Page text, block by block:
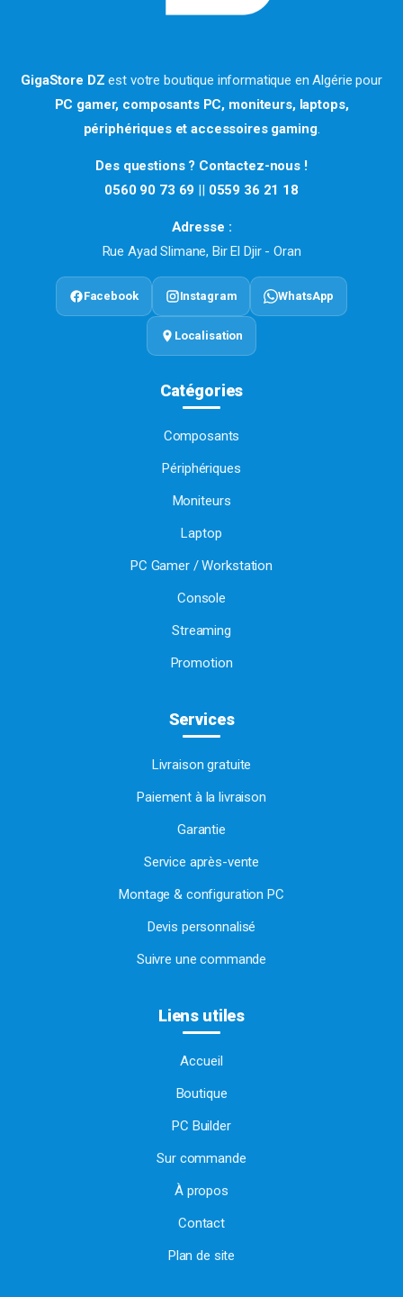
GigaStore DZ est votre boutique informatique en Algérie pour
PC gamer, composants PC, moniteurs, laptops,
périphériques et accessoires gaming.
Des questions ? Contactez-nous !
0560 90 73 69 || 0559 36 21 18
Adresse :
Rue Ayad Slimane, Bir El Djir - Oran
Facebook Instagram WhatsApp
Localisation
Catégories
Composants
Périphériques
Moniteurs
Laptop
PC Gamer / Workstation
Console
Streaming
Promotion
Services
Livraison gratuite
Paiement à la livraison
Garantie
Service après-vente
Montage & configuration PC
Devis personnalisé
Suivre une commande
Liens utiles
Accueil
Boutique
PC Builder
Sur commande
À propos
Contact
Plan de site